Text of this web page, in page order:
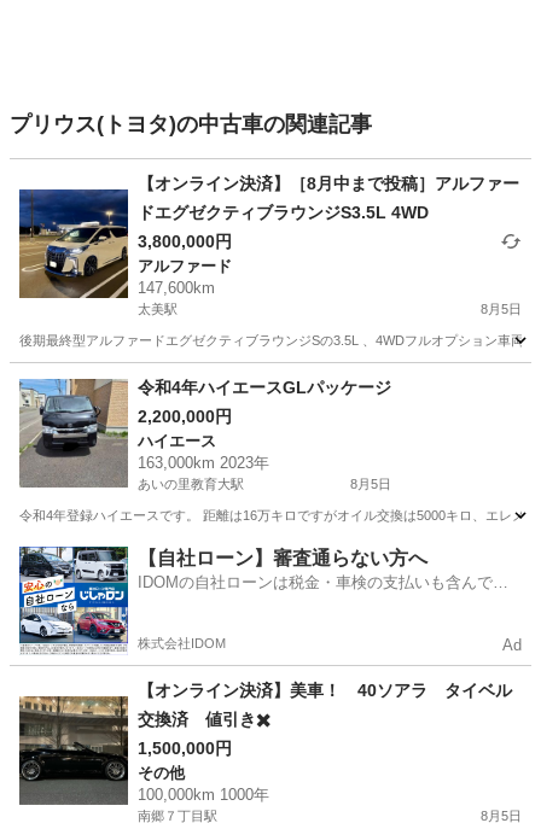
プリウス(トヨタ)の中古車の関連記事
【オンライン決済】［8月中まで投稿］アルファー
ドエグゼクティブラウンジS3.5L 4WD
3,800,000円
アルファード
147,600km
太美駅 8月5日
後期最終型アルファードエグゼクティブラウンジSの3.5L 、4WDフルオプション車両
北海道 石狩郡 太美駅 エンジン
令和4年ハイエースGLパッケージ
2,200,000円
ハイエース
163,000km 2023年
あいの里教育大駅 8月5日
令和4年登録ハイエースです。 距離は16万キロですがオイル交換は5000キロ、エレメ
北海道 札幌市 あいの里教育大駅 ハイエース
【自社ローン】審査通らない方へ
IDOMの自社ローンは税金・車検の支払いも含んでい
株式会社IDOM Ad
【オンライン決済】美車！ 40ソアラ タイベル
交換済 値引き✖️
1,500,000円
その他
100,000km 1000年
南郷７丁目駅 8月5日